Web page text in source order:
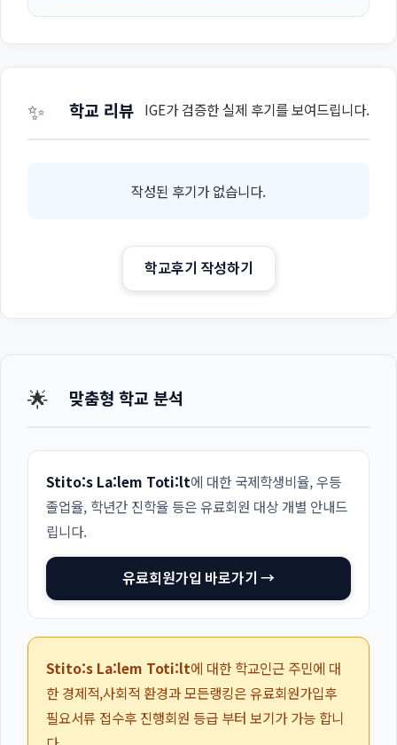
✨ 학교 리뷰 IGE가 검증한 실제 후기를 보여드립니다.
작성된 후기가 없습니다.
학교후기 작성하기
🌟 맞춤형 학교 분석
Stito:s La:lem Toti:lt에 대한 국제학생비율, 우등
졸업율, 학년간 진학율 등은 유료회원 대상 개별 안내드
립니다.
유료회원가입 바로가기 →
Stito:s La:lem Toti:lt에 대한 학교인근 주민에 대
한 경제적,사회적 환경과 모든랭킹은 유료회원가입후
필요서류 접수후 진행회원 등급 부터 보기가 가능 합니